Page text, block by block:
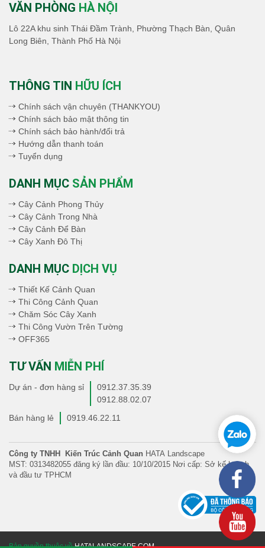
VĂN PHÒNG HÀ NỘI
Lô 22A khu sinh Thái Đầm Trành, Phường Thạch Bàn, Quân
Long Biên, Thành Phố Hà Nội
THÔNG TIN HỮU ÍCH
Chính sách vận chuyên (THANKYOU)
Chính sách bảo mật thông tin
Chính sách bảo hành/đổi trả
Hướng dẫn thanh toán
Tuyển dụng
DANH MỤC SẢN PHẨM
Cây Cảnh Phong Thủy
Cây Cảnh Trong Nhà
Cây Cảnh Để Bàn
Cây Xanh Đô Thị
DANH MỤC DỊCH VỤ
Thiết Kế Cảnh Quan
Thi Công Cảnh Quan
Chăm Sóc Cây Xanh
Thi Công Vườn Trên Tường
OFF365
TƯ VẤN MIỄN PHÍ
Dự án - đơn hàng sỉ
0912.37.35.39
0912.88.02.07
Bán hàng lẻ
0919.46.22.11
Công ty TNHH Kiến Trúc Cảnh Quan HATA Landscape
MST: 0313482055 đăng ký lần đầu: 10/10/2015 Nơi cấp: Sở kế hoạch
và đầu tư TPHCM